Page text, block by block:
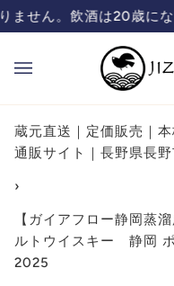
コ
ン
ツ
販売は致しておりません
蔵元直送の
蔵元直送｜定価販売｜
通販サイト｜長野県長
›
【ガイアフロー静岡蒸
ルトウイスキー 静岡
2025